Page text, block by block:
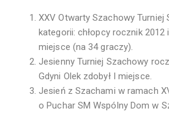
XXV Otwarty Szachowy Turniej
kategorii: chłopcy rocznik 2012 i
miejsce (na 34 graczy).
Jesienny Turniej Szachowy
Gdyni Olek zdobył I miejsce.
Jesień z Szachami w ramach
o Puchar SM Wspólny Dom w